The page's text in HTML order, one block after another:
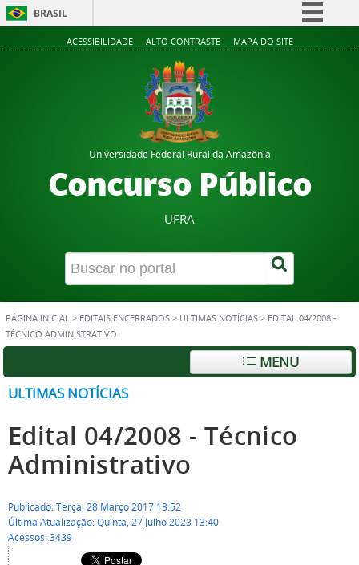
BRASIL
Simplifique!
Acesso à informação
ACESSIBILIDADE ALTO CONTRASTE MAPA DO SITE
Universidade Federal Rural da Amazônia
Concurso Público
UFRA
PÁGINA INICIAL > EDITAIS ENCERRADOS > ULTIMAS NOTÍCIAS > EDITAL 04/2008 -
TÉCNICO ADMINISTRATIVO
MENU
ULTIMAS NOTÍCIAS
Edital 04/2008 - Técnico
Administrativo
Publicado: Terça, 28 Março 2017 13:52
Última Atualização: Quinta, 27 Julho 2023 13:40
Acessos: 3439